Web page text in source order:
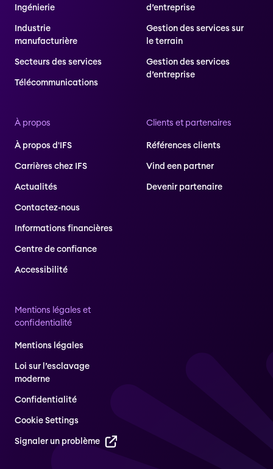
Ingénierie
Industrie
manufacturière
Secteurs des services
Télécommunications
d’entreprise
Gestion des services sur
le terrain
Gestion des services
d’entreprise
À propos
À propos d'IFS
Carrières chez IFS
Actualités
Contactez-nous
Informations financières
Centre de confiance
Accessibilité
Clients et partenaires
Références clients
Vind een partner
Devenir partenaire
Mentions légales et
confidentialité
Mentions légales
Loi sur l’esclavage
moderne
Confidentialité
Cookie Settings
Signaler un problème